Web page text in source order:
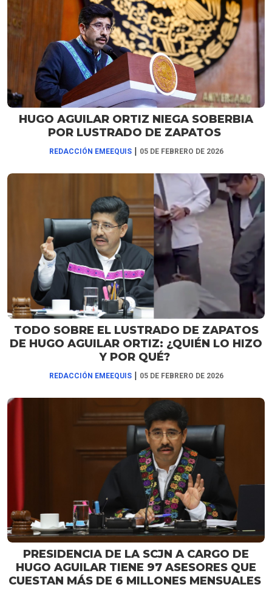
HUGO AGUILAR ORTIZ NIEGA SOBERBIA
POR LUSTRADO DE ZAPATOS
REDACCIÓN EMEEQUIS | 05 DE FEBRERO DE 2026
TODO SOBRE EL LUSTRADO DE ZAPATOS
DE HUGO AGUILAR ORTIZ: ¿QUIÉN LO HIZO
Y POR QUÉ?
REDACCIÓN EMEEQUIS | 05 DE FEBRERO DE 2026
PRESIDENCIA DE LA SCJN A CARGO DE
HUGO AGUILAR TIENE 97 ASESORES QUE
CUESTAN MÁS DE 6 MILLONES MENSUALES